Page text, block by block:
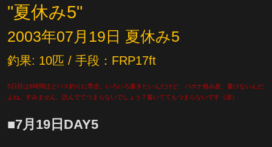
"夏休み5"
2003年07月19日 夏休み5
釣果: 10匹 / 手段：FRP17ft
5日目は6時間ほどバス釣りに専念。いろいろ書きたいんだけど、バボナ絡み故、書けないんだ
よね。すみません。読んでてつまらないでしょう？書いててもつまらないです（涙）
■7月19日DAY5